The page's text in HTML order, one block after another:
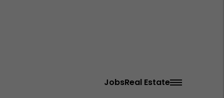
JobsReal Estate